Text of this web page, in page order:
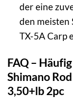
der eine
den meisten
TX-5A Carp
FAQ –
Shimano
3,50+lb 2pc